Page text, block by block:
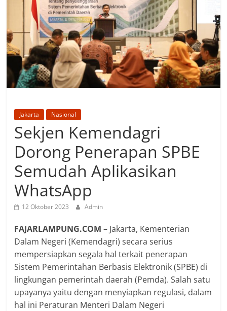
Jakarta Nasional
Sekjen Kemendagri
Dorong Penerapan SPBE
Semudah Aplikasikan
WhatsApp
12 Oktober 2023 Admin
FAJARLAMPUNG.COM– Jakarta, Kementerian
Dalam Negeri (Kemendagri) secara serius
mempersiapkan segala hal terkait penerapan
Sistem Pemerintahan Berbasis Elektronik (SPBE) di
lingkungan pemerintah daerah (Pemda). Salah satu
upayanya yaitu dengan menyiapkan regulasi, dalam
hal ini Peraturan Menteri Dalam Negeri